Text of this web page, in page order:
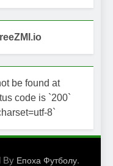
be found at
code is `200`
8`
By Епоха Футболу.